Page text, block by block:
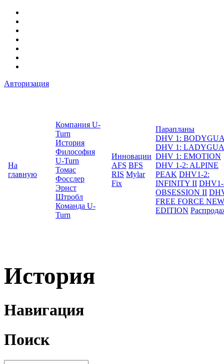
Авторизация
На
главную
Компания U-
Turn
История
Философия
U-Turn
Томас
Фосслер
Эрнст
Штробл
Команда U-
Turn
Инновации
AFS BFS
RIS Mylar
Fix
Парапланы
DHV 1:
DHV 1:
DHV 1: EMOTION
DHV 1-2: ALPINE
PEAK DHV1-2:
INFINITY II
OBSESSION II
FREE FORCE NEW
EDITION
История
Навигация
Поиск